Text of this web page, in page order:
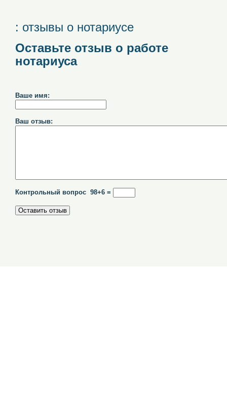
: отзывы о нотариусе
Оставьте отзыв о работе
нотариуса
Ваше имя:
Ваш отзыв:
Контрольный вопрос 98+6 =